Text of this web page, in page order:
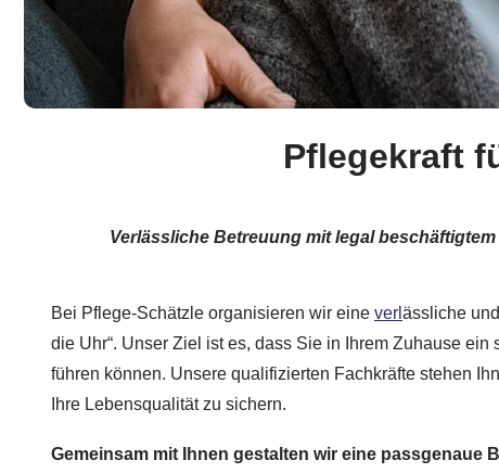
Pflegekraft
Verlässliche Betreuung mit legal
Bei Pflege-Schätzle organisieren wir eine verl ässliche
die Uhr“. Unser Ziel ist es, dass Sie in Ihrem Zuhause ein
führen können. Unsere qualifizierten Fachkräfte stehen
Ihre Lebensqualität zu sichern.
Gemeinsam mit Ihnen gestalten wir eine passgenaue